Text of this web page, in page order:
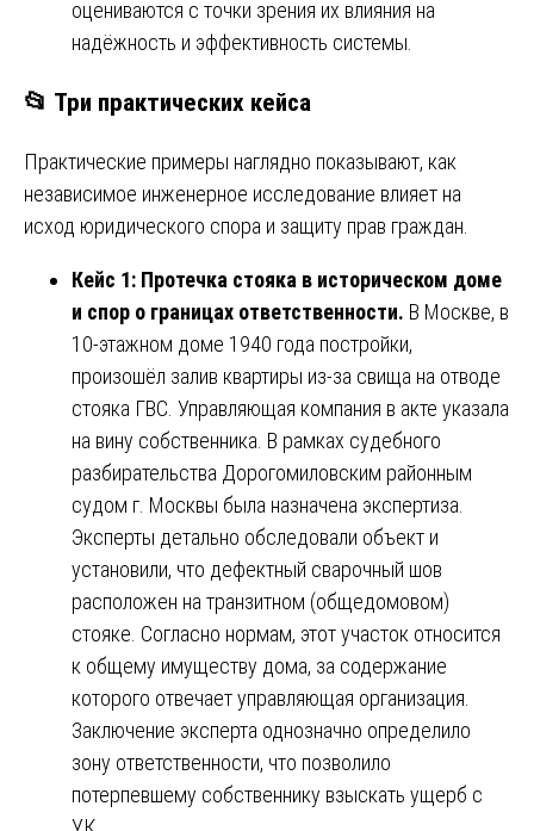
оцениваются с точки зрения их влияния на
надёжность и эффективность системы.
📂 Три практических кейса
Практические примеры наглядно показывают, как
независимое инженерное исследование влияет на
исход юридического спора и защиту прав граждан.
Кейс 1: Протечка стояка в историческом доме
и спор о границах ответственности. В Москве, в
10-этажном доме 1940 года постройки,
произошёл залив квартиры из-за свища на отводе
стояка ГВС. Управляющая компания в акте указала
на вину собственника. В рамках судебного
разбирательства Дорогомиловским районным
судом г. Москвы была назначена экспертиза.
Эксперты детально обследовали объект и
установили, что дефектный сварочный шов
расположен на транзитном (общедомовом)
стояке. Согласно нормам, этот участок относится
к общему имуществу дома, за содержание
которого отвечает управляющая организация.
Заключение эксперта однозначно определило
зону ответственности, что позволило
потерпевшему собственнику взыскать ущерб с